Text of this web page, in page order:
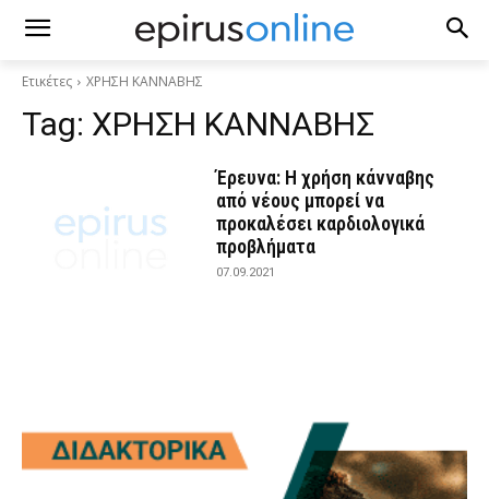
Ετικέτες ΧΡΗΣΗ ΚΑΝΝΑΒΗΣ
Tag: ΧΡΗΣΗ ΚΑΝΝΑΒΗΣ
Έρευνα: Η χρήση κάνναβης
από νέους μπορεί να
προκαλέσει καρδιολογικά
προβλήματα
07.09.2021